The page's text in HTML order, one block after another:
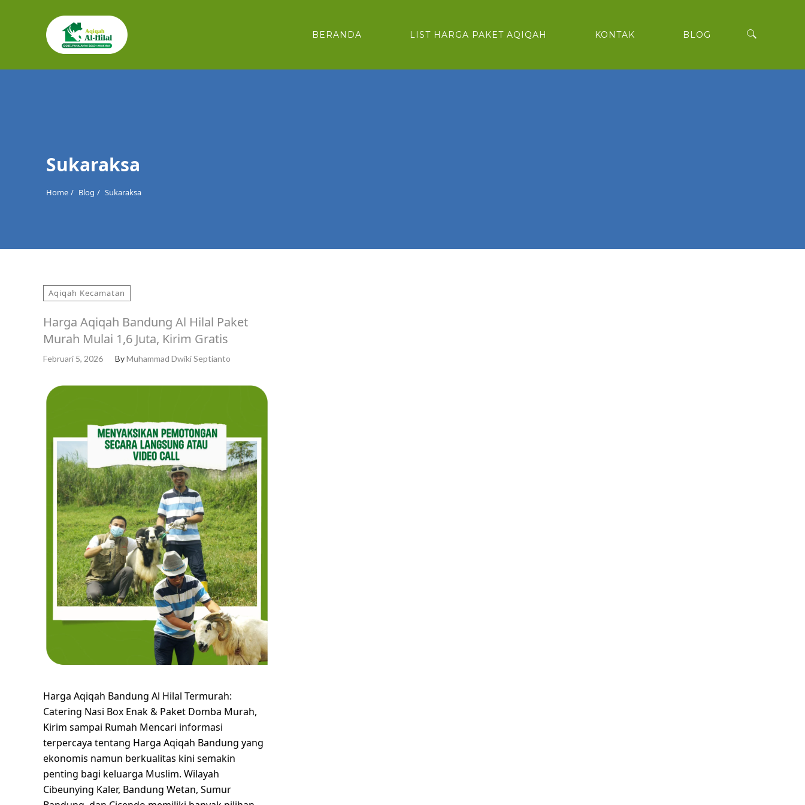
BERANDA LIST HARGA PAKET AQIQAH KONTAK BLOG
Cari
Sukaraksa
Home Blog Sukaraksa
Aqiqah Kecamatan
Harga Aqiqah Bandung Al Hilal Paket
Murah Mulai 1,6 Juta, Kirim Gratis
Februari 5, 2026 ByMuhammad Dwiki Septianto
Harga Aqiqah Bandung Al Hilal Termurah:
Catering Nasi Box Enak & Paket Domba Murah,
Kirim sampai Rumah Mencari informasi
terpercaya tentang Harga Aqiqah Bandung yang
ekonomis namun berkualitas kini semakin
penting bagi keluarga Muslim. Wilayah
Cibeunying Kaler, Bandung Wetan, Sumur